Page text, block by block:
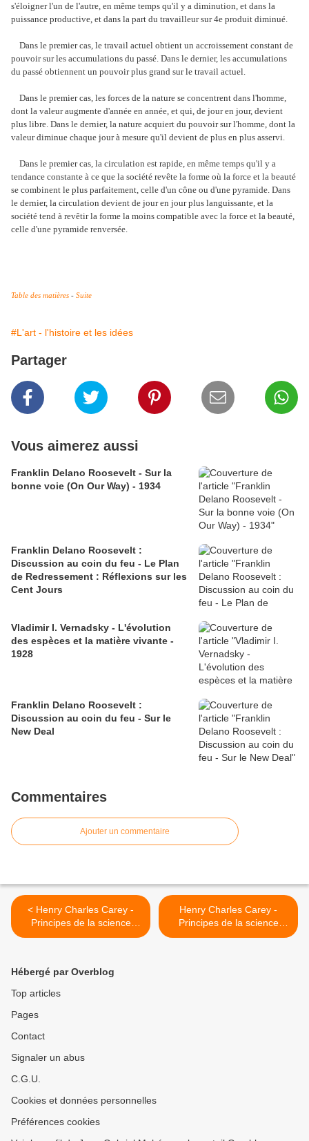
s'éloigner l'un de l'autre, en même temps qu'il y a diminution, et dans la
puissance productive, et dans la part du travailleur sur 4e produit diminué.
Dans le premier cas, le travail actuel obtient un accroissement constant de
pouvoir sur les accumulations du passé. Dans le dernier, les accumulations
du passé obtiennent un pouvoir plus grand sur le travail actuel.
Dans le premier cas, les forces de la nature se concentrent dans l'homme,
dont la valeur augmente d'année en année, et qui, de jour en jour, devient
plus libre. Dans le dernier, la nature acquiert du pouvoir sur l'homme, dont la
valeur diminue chaque jour à mesure qu'il devient de plus en plus asservi.
Dans le premier cas, la circulation est rapide, en même temps qu'il y a
tendance constante à ce que la société revête la forme où la force et la beauté
se combinent le plus parfaitement, celle d'un cône ou d'une pyramide. Dans
le dernier, la circulation devient de jour en jour plus languissante, et la
société tend à revêtir la forme la moins compatible avec la force et la beauté,
celle d'une pyramide renversée.
Table des matières - Suite
#L'art - l'histoire et les idées
Partager
Vous aimerez aussi
Franklin Delano Roosevelt - Sur la
bonne voie (On Our Way) - 1934
Franklin Delano Roosevelt :
Discussion au coin du feu - Le Plan
de Redressement : Réflexions sur les
Cent Jours
Vladimir I. Vernadsky - L'évolution
des espèces et la matière vivante -
1928
Franklin Delano Roosevelt :
Discussion au coin du feu - Sur le
New Deal
Commentaires
Ajouter un commentaire
< Henry Charles Carey -
Principes de la science
sociale - Tome I - Chapitre
Henry Charles Carey -
Principes de la science
sociale - Tome I - Chapitre
Hébergé par Overblog
Top articles
Pages
Contact
Signaler un abus
C.G.U.
Cookies et données personnelles
Préférences cookies